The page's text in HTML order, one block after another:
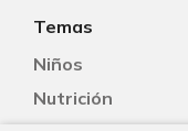
Temas
Niños
Nutrición